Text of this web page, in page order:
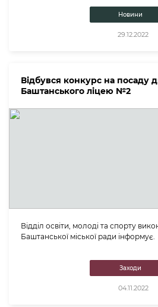
Новини
29.12.2022
Відбувся конкурс на посаду
Баштанського ліцею №2
Відділ освіти, молоді та спорту
Баштанської міської ради інформує.
Заходи
04.11.2022